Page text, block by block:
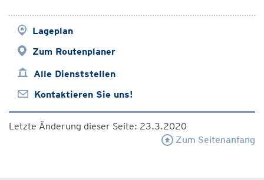
Lageplan
Zum Routenplaner
Alle Dienststellen
Kontaktieren Sie uns!
Letzte Änderung dieser Seite: 23.3.2020
Zum Seitenanfang